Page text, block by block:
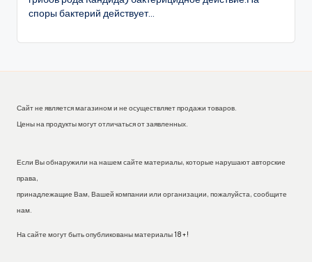
споры бактерий действует...
Сайт не является магазином и не осуществляет продажи товаров.
Цены на продукты могут отличаться от заявленных.
Если Вы обнаружили на нашем сайте материалы, которые нарушают авторские
права,
принадлежащие Вам, Вашей компании или организации, пожалуйста, сообщите
нам.
На сайте могут быть опубликованы материалы 18+!